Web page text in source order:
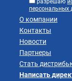
разрешаю
персональных
О компании
Контакты
Новости
Партнеры
Стать
Написать